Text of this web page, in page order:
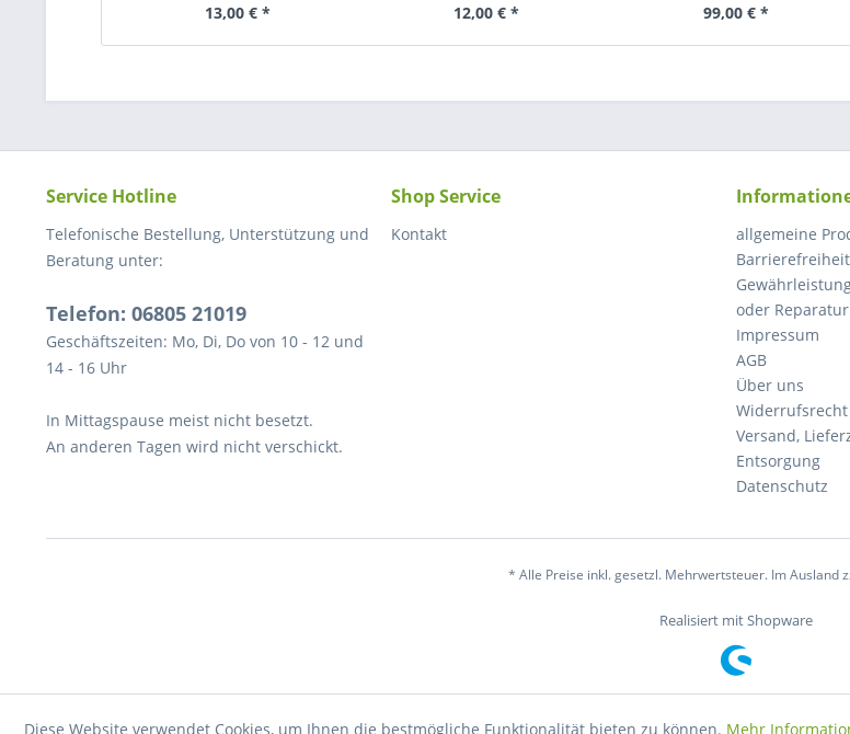
13,00 € * 12,00 € * 99,00 € *
Service Hotline
Telefonische Bestellung, Unterstützung und
Beratung unter:
Telefon: 06805 21019
Geschäftszeiten: Mo, Di, Do von 10 - 12 und
14 - 16 Uhr
In Mittagspause meist nicht besetzt.
An anderen Tagen wird nicht verschickt.
Shop Service
Kontakt
allgemeine
oder Reparatur
Impressum
AGB
Über uns
Widerrufsrecht
Versand,
Entsorgung
Datenschutz
* Alle Preise inkl. gesetzl. Mehrwertsteuer. Im Ausland
Realisiert mit Shopware
Diese Website verwendet Cookies, um Ihnen die bestmögliche Funktionalität bieten zu können. Mehr